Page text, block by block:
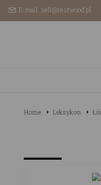
E-mail: sell@restwood.pl
Home Leksykon